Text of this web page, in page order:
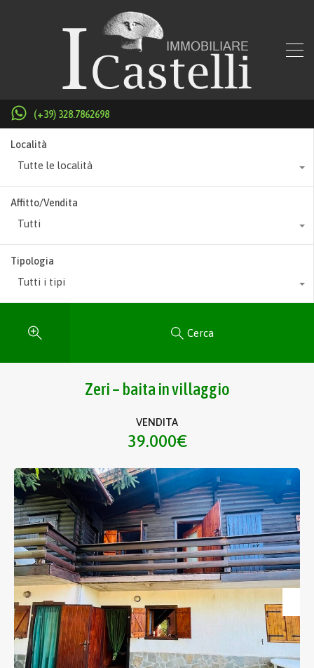
(+39) 328.7862698
Località
Tutte le località
Affitto/Vendita
Tutti
Tipologia
Tutti i tipi
Cerca
Zeri – baita in villaggio
VENDITA
39.000€